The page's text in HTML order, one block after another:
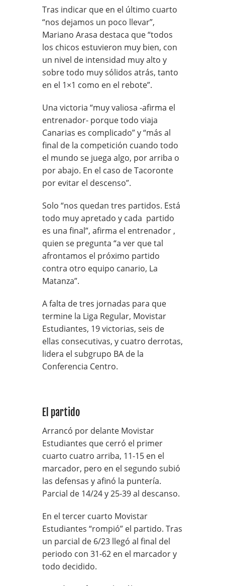
Tras indicar que en el último cuarto
“nos dejamos un poco llevar”,
Mariano Arasa destaca que “todos
los chicos estuvieron muy bien, con
un nivel de intensidad muy alto y
sobre todo muy sólidos atrás, tanto
en el 1×1 como en el rebote”.
Una victoria “muy valiosa -afirma el
entrenador- porque todo viaja
Canarias es complicado” y “más al
final de la competición cuando todo
el mundo se juega algo, por arriba o
por abajo. En el caso de Tacoronte
por evitar el descenso”.
Solo “nos quedan tres partidos. Está
todo muy apretado y cada partido
es una final”, afirma el entrenador ,
quien se pregunta “a ver que tal
afrontamos el próximo partido
contra otro equipo canario, La
Matanza”.
A falta de tres jornadas para que
termine la Liga Regular, Movistar
Estudiantes, 19 victorias, seis de
ellas consecutivas, y cuatro derrotas,
lidera el subgrupo BA de la
Conferencia Centro.
El partido
Arrancó por delante Movistar
Estudiantes que cerró el primer
cuarto cuatro arriba, 11-15 en el
marcador, pero en el segundo subió
las defensas y afinó la puntería.
Parcial de 14/24 y 25-39 al descanso.
En el tercer cuarto Movistar
Estudiantes “rompió” el partido. Tras
un parcial de 6/23 llegó al final del
periodo con 31-62 en el marcador y
todo decidido.